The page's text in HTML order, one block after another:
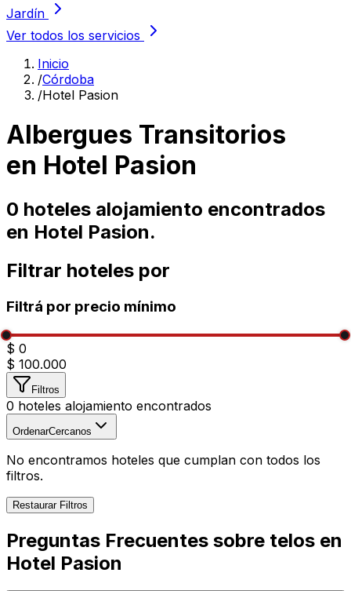
Jardín
Ver todos los servicios
Inicio
/Córdoba
/Hotel Pasion
Albergues Transitorios
en Hotel Pasion
0 hoteles alojamiento encontrados
en Hotel Pasion.
Filtrar hoteles por
Filtrá por precio mínimo
$ 0
$ 100.000
Filtros
0 hoteles alojamiento encontrados
OrdenarCercanos
No encontramos hoteles que cumplan con todos los
filtros.
Restaurar Filtros
Preguntas Frecuentes sobre telos en
Hotel Pasion